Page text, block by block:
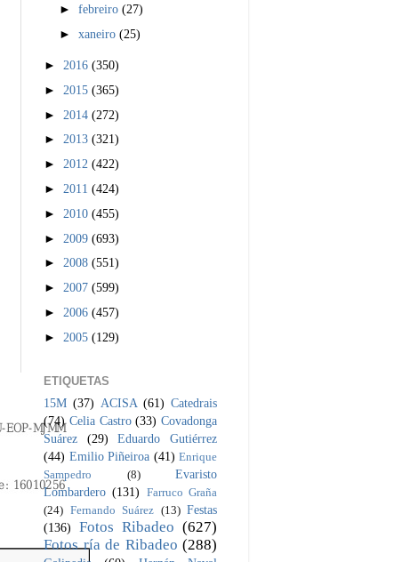
►febreiro(27)
►xaneiro(25)
► 2016 (350)
► 2015 (365)
► 2014 (272)
► 2013 (321)
► 2012 (422)
► 2011 (424)
► 2010 (455)
► 2009 (693)
► 2008 (551)
► 2007 (599)
► 2006 (457)
► 2005 (129)
ETIQUETAS
15M (37) ACISA (61) Catedrais
(74) Celia Castro (33) Covadonga
Suárez
(29)
Eduardo Gutiérrez
(44) Emilio Piñeiroa (41) Enrique
Sampedro
(8)
Evaristo
Lombardero (131) Farruco Graña
(24) Fernando Suárez (13) Festas
(136)
Fotos Ribadeo (627)
Fotos ría de Ribadeo (288)